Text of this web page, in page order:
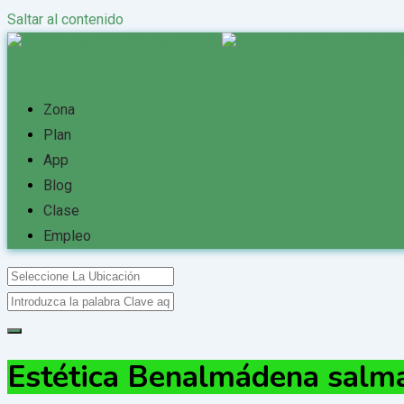
Saltar al contenido
Zona
Plan
App
Blog
Clase
Empleo
Estética Benalmádena